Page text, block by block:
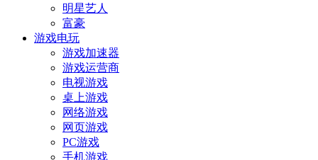
明星艺人
富豪
游戏电玩
游戏加速器
游戏运营商
电视游戏
桌上游戏
网络游戏
网页游戏
PC游戏
手机游戏